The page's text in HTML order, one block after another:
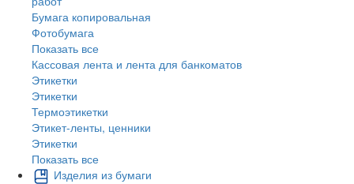
Бумага копировальная
Фотобумага
Показать все
Кассовая лента и лента для банкоматов
Этикетки
Этикетки
Термоэтикетки
Этикет-ленты, ценники
Этикетки
Показать все
Изделия из бумаги